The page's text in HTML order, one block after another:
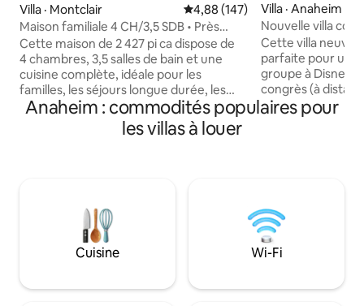
Villa · Montclair Note moyenne de 4,88 sur 5,
4,88 (147)
Maison familiale 4 CH/3,5 SDB • Près
d'ONT et de Disneyland
Cette maison de 2 427 pi ca dispose de
4 chambres, 3,5 salles de bain et une
cuisine complète, idéale pour les
familles, les séjours longue durée, les
voyages d'affaires et les vacances.
Située dans un quartier calme et sûr, la
maison offre un stationnement gratuit
centres commerciaux, de Disneyland et
de San Diego. Parfait pour les voyageurs
à la recherche d'un aménagement
spacieux, d'équipements modernes et
destinations du sud de la Californie.
Villa · Anaheim
Nouvelle villa
mini-golf, brasero
Cette villa neuve
parfaite pour un
groupe à
congrès (à
de Disneyland.
5 chambres, dont
les films et les
L'arrière-cour
d'un foyer, d'une
spa, de 2 patios
jeux extérieurs.
Anaheim : commodités populaires pour
les villas à louer
Cuisine Wi-Fi